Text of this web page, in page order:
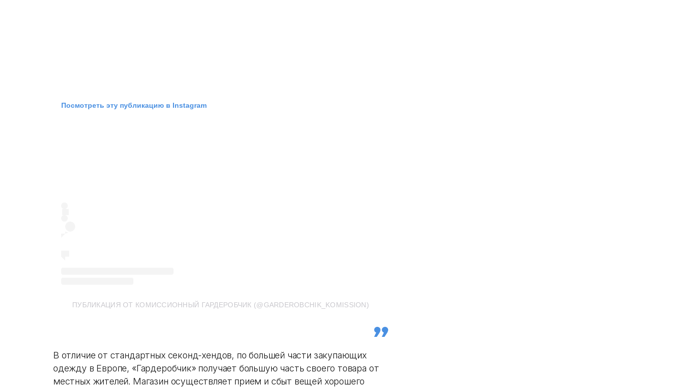
Посмотреть эту публикацию в Instagram
ПУБЛИКАЦИЯ ОТ КОМИССИОННЫЙ ГАРДЕРОБЧИК (@GARDEROBCHIK_KOMISSION)
В отличие от стандартных секонд-хендов, по большей части закупающих
одежду в Европе, «Гардеробчик» получает большую часть своего товара от
местных жителей. Магазин осуществляет прием и сбыт вещей хорошего